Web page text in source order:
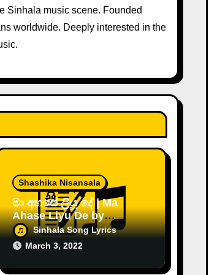
Sinhala music scene. Founded
worldwide. Deeply interested in the
Shashika Nisansala
මා අහසේ ලියූ දේ | Ma
Ahase Liyu De by
Shashika Nisansala
Sinhala Song Lyrics
March 3, 2022